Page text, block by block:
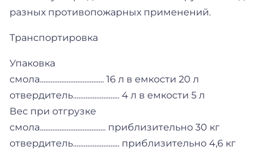
разных противопожарных применений.
Транспортировка
Упаковка
смола.................................... 16 л в емкости 20 л
отвердитель.......................... 4 л в емкости 5 л
Вес при отгрузке
смола..................................... приблизительно 30 кг
отвердитель.......................... приблизительно 4,6 кг